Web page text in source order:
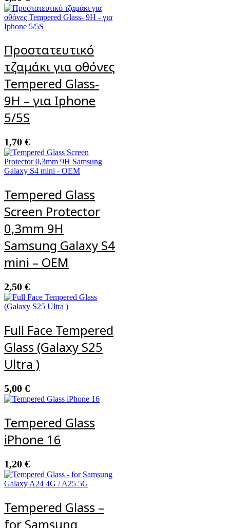
Προστατευτικό
τζαμάκι για οθόνες
Tempered Glass-
9H – για Iphone
5/5S
1,70 €
Tempered Glass
Screen Protector
0,3mm 9H
Samsung Galaxy S4
mini – OEM
2,50 €
Full Face Tempered
Glass (Galaxy S25
Ultra )
5,00 €
Tempered Glass
iPhone 16
1,20 €
Tempered Glass –
for Samsung